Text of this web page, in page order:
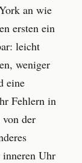
an wie
ersten ein
leicht
weniger
eine
Fehlern in
von der
Uhr